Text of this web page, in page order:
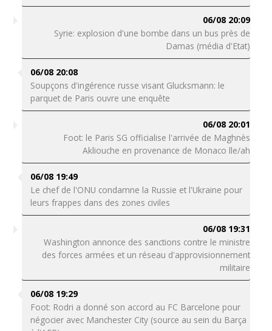
06/08 20:09
Syrie: explosion d'une bombe dans un bus près de
Damas (média d'Etat)
06/08 20:08
Soupçons d'ingérence russe visant Glucksmann: le
parquet de Paris ouvre une enquête
06/08 20:01
Foot: le Paris SG officialise l'arrivée de Maghnès
Akliouche en provenance de Monaco lle/ah
06/08 19:49
Le chef de l'ONU condamne la Russie et l'Ukraine pour
leurs frappes dans des zones civiles
06/08 19:31
Washington annonce des sanctions contre le ministre
des forces armées et un réseau d'approvisionnement
militaire
06/08 19:29
Foot: Rodri a donné son accord au FC Barcelone pour
négocier avec Manchester City (source au sein du Barça